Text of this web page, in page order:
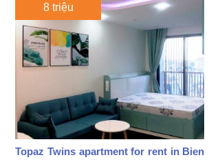
8 triệu
Topaz Twins apartment for rent in Bien